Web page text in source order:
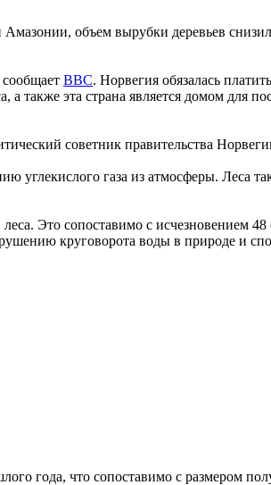
объем вырубки деревьев
BBC. Норвегия обязалась
также эта страна является домом для
советник правительства
углекислого газа из атмосферы. Леса
Это сопоставимо с исчезновением
круговорота воды в природе и
года, что сопоставимо с размером